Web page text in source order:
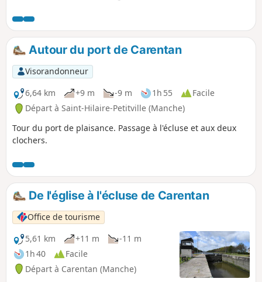
Autour du port de Carentan
Visorandonneur
6,64 km
+9 m -9 m 1h 55
Facile
Départ à Saint-Hilaire-Petitville (Manche)
Tour du port de plaisance. Passage à l'écluse et aux deux
clochers.
De l'église à l'écluse de Carentan
Office de tourisme
5,61 km
+11 m
-11 m
1h 40
Facile
Départ à Carentan (Manche)